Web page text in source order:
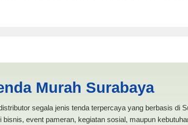
Murah Surabaya
segala jenis tenda terpercaya yang berbasis di
event pameran, kegiatan sosial, maupun